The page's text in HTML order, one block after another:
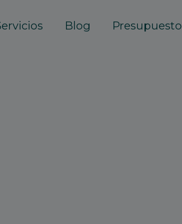
Blog Presupuesto